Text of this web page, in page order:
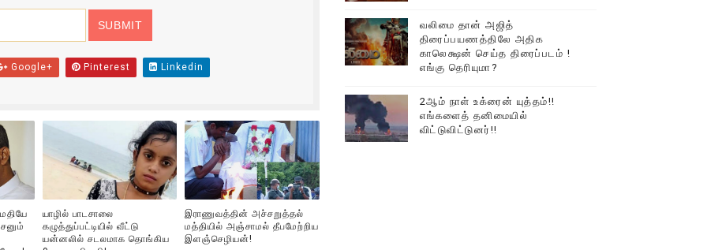
அதிக காலெக்ஷன் செய்த திரைப்படம் ! எங்கு தெரியுமா?
Google+ Pinterest Linkedin
யாழில் பாடசாலை
கழுத்துப்பட்டியில் வீட்டு
யன்னலில் சடலமாக தொங்கிய
இராணுவத்தின் அச்சறுத்தல்
மத்தியில் அஞ்சாமல் தீபமேற்றிய
இளஞ்செழியன்!
வலிமை தான் அஜித்
திரைப்பயணத்திலே அதிக
காலெக்ஷன் செய்த திரைப்படம் !
எங்கு தெரியுமா?
2ஆம் நாள் உக்ரைன் யுத்தம்!!
எங்களைத் தனிமையில்
விட்டுவிட்டுனர்!!